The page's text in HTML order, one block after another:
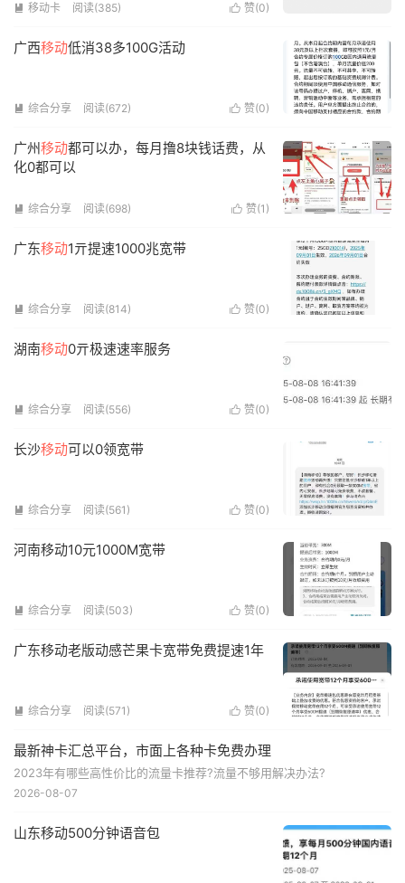
 赞(0)
 移动卡 阅读(385)
广西移动低消38多100G活动
 赞(0)
 综合分享 阅读(672)
广州移动都可以办，每月撸8块钱话费，从
化0都可以
 赞(1 )
 综合分享 阅读(698)
广东移动1亓提速1000兆宽带
 赞(0)
 综合分享 阅读(814)
湖南移动0亓极速速率服务
 赞(0)
 综合分享 阅读(556)
长沙移动可以0领宽带
 赞(0)
 综合分享 阅读(561)
河南移动10元1000M宽带
 赞(0)
 综合分享 阅读(503)
广东移动老版动感芒果卡宽带免费提速1年
 赞(0)
 综合分享 阅读(571)
最新神卡汇总平台，市面上各种卡免费办理
2023年有哪些高性价比的流量卡推荐?流量不够用解决办法?
2026-08-07
山东移动500分钟语音包